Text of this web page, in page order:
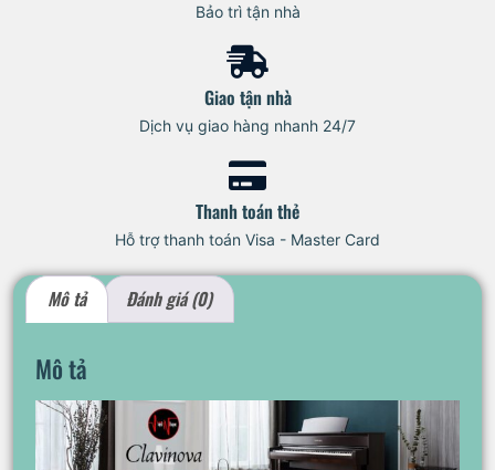
Bảo trì tận nhà
Giao tận nhà
Dịch vụ giao hàng nhanh 24/7
Thanh toán thẻ
Hỗ trợ thanh toán Visa - Master Card
Mô tả Đánh giá (0)
Mô tả